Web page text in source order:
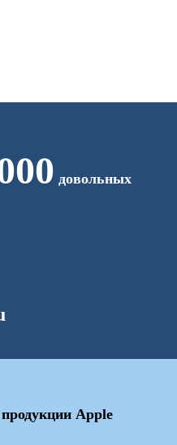
довольных
Apple